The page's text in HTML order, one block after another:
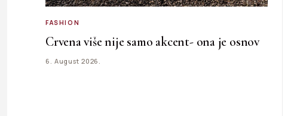
FASHION
Crvena više nije samo akcent- ona je osnov
6. August 2026.